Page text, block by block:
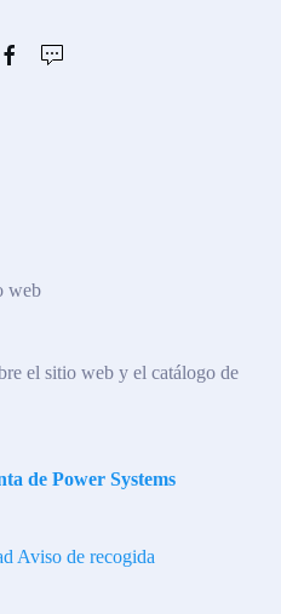
web
el sitio web y el catálogo de
de Power Systems
Aviso de recogida